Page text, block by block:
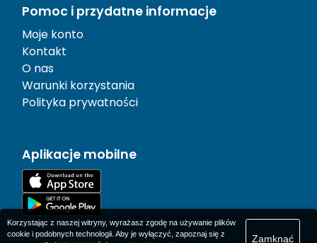
Pomoc i przydatne informacje
Moje konto
Kontakt
O nas
Warunki korzystania
Polityka prywatności
Aplikacje mobilne
Korzystając z naszej witryny, wyrażasz zgodę na używanie plików
cookie i podobnych technologii. Aby je wyłączyć, zapoznaj się z
Zamknąć